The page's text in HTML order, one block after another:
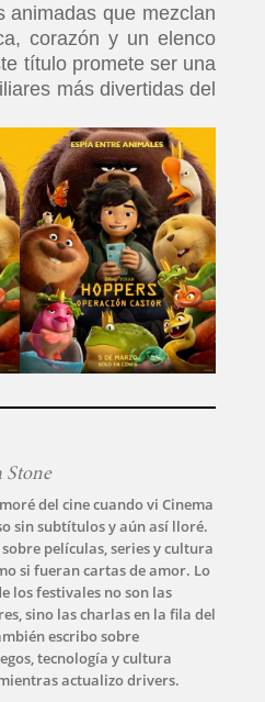
animadas que mezclan
corazón y un elenco
título promete ser una
más divertidas del
Stone
del cine cuando vi Cinema
sin subtítulos y aún así lloré.
sobre películas, series y cultura
si fueran cartas de amor. Lo
los festivales no son las
sino las charlas en la fila del
escribo sobre
tecnología y cultura
actualizo drivers.